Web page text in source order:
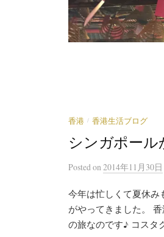
香港 / 香港生活ブログ
シンガポール
Postedon 2014年11月30日
今年は忙しくて夏休み
がやってきました。
の旅なのです♪ コスタ